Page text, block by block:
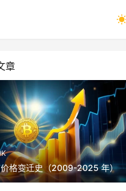
章
格变迁史（2009-2025 年）